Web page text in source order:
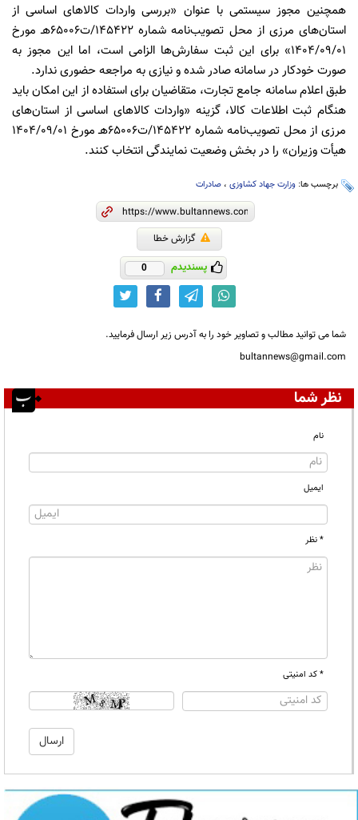
همچنین مجوز سیستمی با عنوان «بررسی واردات کالاهای اساسی از
استان‌های مرزی از محل تصویب‌نامه شماره 145422/ت65006هـ مورخ
1404/09/01» برای این ثبت سفارش‌ها الزامی است، اما این مجوز به
صورت خودکار در سامانه صادر شده و نیازی به مراجعه حضوری ندارد.
طبق اعلام سامانه جامع تجارت، متقاضیان برای استفاده از این امکان باید
هنگام ثبت اطلاعات کالا، گزینه «واردات کالاهای اساسی از استان‌های
مرزی از محل تصویب‌نامه شماره 145422/ت65006هـ مورخ 1404/09/01
هیأت وزیران» را در بخش وضعیت نمایندگی انتخاب کنند.
برچسب ها: وزارت جهاد کشاوزی ، صادرات
گزارش خطا
پسندیدم 0
شما می توانید مطالب و تصاویر خود را به آدرس زیر ارسال فرمایید.
bultannews@gmail.com
نظر شما
نام
ایمیل
* نظر
* کد امنیتی